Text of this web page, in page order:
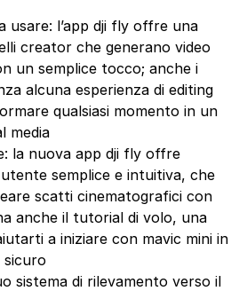
usare: l’app dji fly offre una
creator che generano video
un semplice tocco; anche i
alcuna esperienza di editing
qualsiasi momento in un
media
la nuova app dji fly offre
utente semplice e intuitiva, che
scatti cinematografici con
anche il tutorial di volo, una
a iniziare con mavic mini in
sicuro
sistema di rilevamento verso il